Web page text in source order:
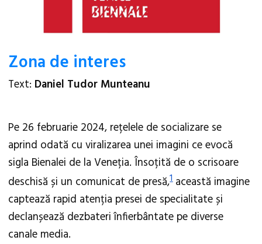
Zona de interes
Text: Daniel Tudor Munteanu
Pe 26 februarie 2024, rețelele de socializare se
aprind odată cu viralizarea unei imagini ce evocă
sigla Bienalei de la Veneția. Însoțită de o scrisoare
deschisă și un comunicat de presă,1această imagine
captează rapid atenția presei de specialitate și
declanșează dezbateri înfierbântate pe diverse
canale media.